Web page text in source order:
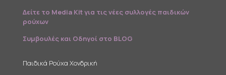
Δείτε το Media Kit για τις νέες συλλογές παιδικών
ρούχων
Συμβουλές και Οδηγοί στο BLOG
Παιδικά Ρούχα Χονδρική